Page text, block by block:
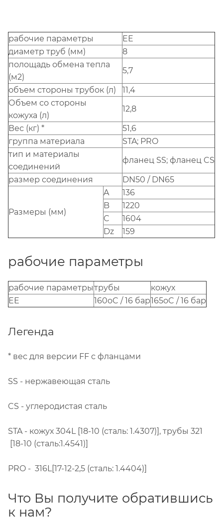
рабочие параметры
EE
диаметр труб (мм)
8
полощадь обмена тепла
(м2)
5,7
объем стороны трубок (л)
11,4
Объем со стороны
кожуха (л)
12,8
Вес (кг) *
51,6
группа материала
STA; PRO
тип и материалы
соединений
фланец SS; фланец CS
размер соединения DN50 / DN65
Размеры (мм)
A
136
B
1220
C
1604
Dz
159
рабочие параметры
рабочие параметрытрубы
кожух
EE
160oC / 16 бар165oC / 16 бар
Легенда
* вес для версии FF с фланцами
SS - нержавеющая сталь
CS - углеродистая сталь
STA - кожух 304L [18-10 (сталь: 1.4307)], трубы 321
[18-10 (сталь:1.4541)]
PRO - 316L[17-12-2,5 (сталь: 1.4404)]
Что Вы получите обратившись
к нам?